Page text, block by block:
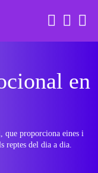
en
que proporciona eines i
reptes del dia a dia.